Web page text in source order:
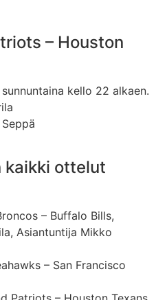
– Houston
kello 22 alkaen.
kaikki ottelut
– Buffalo Bills,
Asiantuntija Mikko
– San Francisco